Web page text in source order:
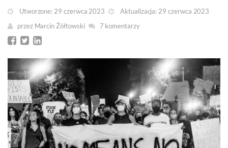
Utworzone: 29 czerwca 2023
Aktualizacja: 29 czerwca 2023
przez Marcin Żółtowski 7 komentarzy